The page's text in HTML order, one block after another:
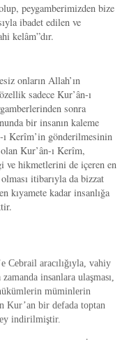
peygamberimizden bize
ibadet edilen ve
kelâm”dır.
onların Allah’ın
sadece Kur’ân-ı
sonra
bir insanın kaleme
Kerîm’in gönderilmesinin
Kur’ân-ı Kerîm,
ve hikmetlerini de içeren en
itibarıyla da bizzat
kıyamete kadar insanlığa
Cebrail aracılığıyla, vahiy
insanlara ulaşması,
müminlerin
Kur’an bir defada toptan
indirilmiştir.